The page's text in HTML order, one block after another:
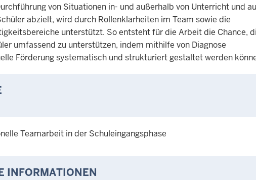
von Situationen in- und außerhalb von Unterricht und
abzielt, wird durch Rollenklarheiten im Team sowie die
unterstützt. So entsteht für die Arbeit die Chance,
umfassend zu unterstützen, indem mithilfe von Diagnose
Förderung systematisch und strukturiert gestaltet werden
Teamarbeit in der Schuleingangsphase
INFORMATIONEN